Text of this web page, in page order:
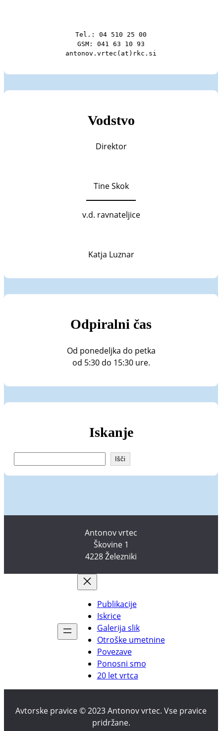
Tel.: 04 510 25 00
GSM: 041 63 10 93
antonov.vrtec(at)rkc.si
Vodstvo
Direktor
Tine Skok
v.d. ravnateljice
Katja Luznar
Odpiralni čas
Od ponedeljka do petka
od 5:30 do 15:30 ure.
Iskanje
Išči
Antonov vrtec
Škovine 1
4228 Železniki
Publikacije
Iskrice
Galerija slik
Otroške umetnine
Povezave
Ponosni smo
20 let vrtca
Avtorske pravice © 2023 Antonov vrtec. Vse pravice
pridržane.